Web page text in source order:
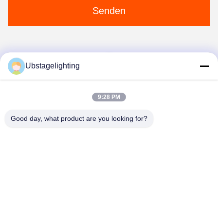
Senden
Ubstagelighting
9:28 PM
Good day, what product are you looking for?